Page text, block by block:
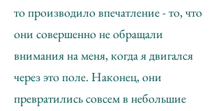
то производило впечатление - то, что
они совершенно не обращали
внимания на меня, когда я двигался
через это поле. Наконец, они
превратились совсем в небольшие